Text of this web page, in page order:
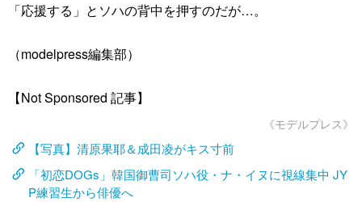
「応援する」とソハの背中を押すのだが…。
（modelpress編集部）
【Not Sponsored 記事】
《モデルプレス》
【写真】清原果耶＆成田凌がキス寸前
「初恋DOGs」韓国御曹司ソハ役・ナ・イヌに視線集中 JY
P練習生から俳優へ